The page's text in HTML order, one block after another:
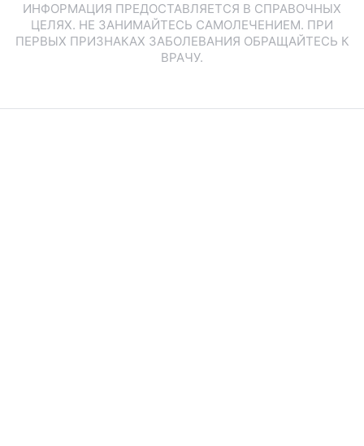
ИНФОРМАЦИЯ ПРЕДОСТАВЛЯЕТСЯ В СПРАВОЧНЫХ
ЦЕЛЯХ. НЕ ЗАНИМАЙТЕСЬ САМОЛЕЧЕНИЕМ. ПРИ
ПЕРВЫХ ПРИЗНАКАХ ЗАБОЛЕВАНИЯ ОБРАЩАЙТЕСЬ К
ВРАЧУ.